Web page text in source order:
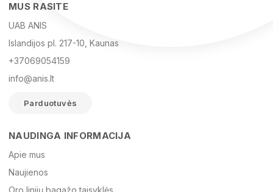
MUS RASITE
UAB ANIS
Islandijos pl. 217-10, Kaunas
+37069054159
info@anis.lt
Parduotuvės
NAUDINGA INFORMACIJA
Apie mus
Naujienos
Oro linijų bagažo taisyklės